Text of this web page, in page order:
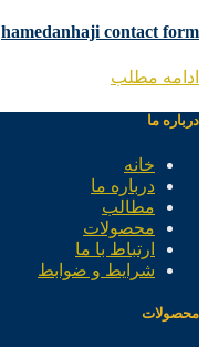
hamedanhaji contact form
ادامه مطلب
درباره ما
خانه
درباره ما
مطالب
محصولات
ارتباط با ما
شرایط و ضوابط
محصولات